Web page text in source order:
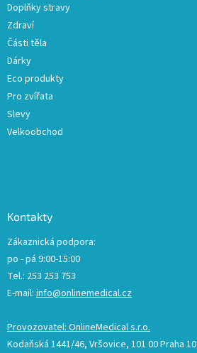
Doplňky stravy
Zdraví
Části těla
Dárky
Eco produkty
Pro zvířata
Slevy
Velkoobchod
Kontakty
Zákaznická podpora:
po - pá 9:00-15:00
Tel.: 253 253 753
E-mail: info@onlinemedical.cz
Provozovatel: OnlineMedical s.r.o.
Kodaňská 1441/46, Vršovice, 101 00 Praha 10